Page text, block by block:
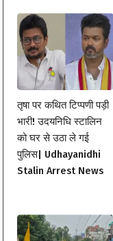
तृषा पर कथित टिप्पणी पड़ी
भारी! उदयनिधि स्टालिन
को घर से उठा ले गई
पुलिस| Udhayanidhi
Stalin Arrest News